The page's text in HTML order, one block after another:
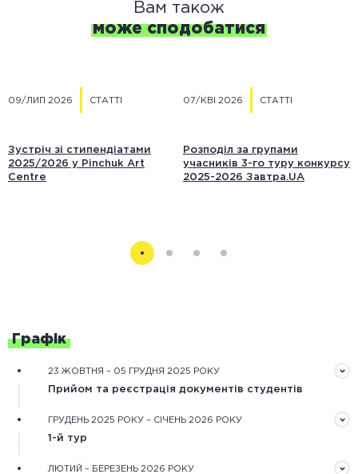
Вам також
може сподобатися
Зустріч зі стипендіатами
2025/2026 у Pinchuk Art
Centre
09/ЛИП 2026 СТАТТІ
Розподіл за групами
учасників 3-го туру конкурсу
2025-2026 Завтра.UA
07/КВІ 2026 СТАТТІ
Графік
23 ЖОВТНЯ – 05 ГРУДНЯ 2025 РОКУ
Прийом та реєстрація документів студентів
ГРУДЕНЬ 2025 РОКУ – СІЧЕНЬ 2026 РОКУ
1-й тур
Обробка зареєстрованих документів та оцінювання
ЛЮТИЙ – БЕРЕЗЕНЬ 2026 РОКУ